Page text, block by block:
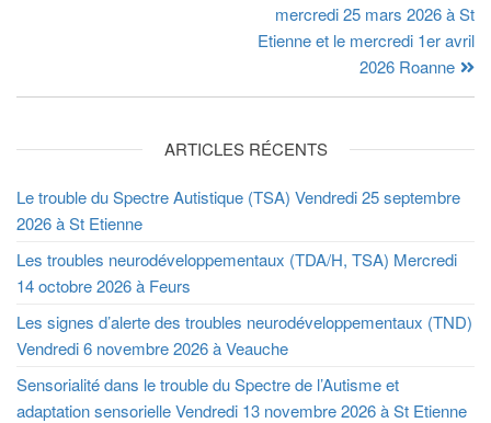
mercredi 25 mars 2026 à St
Etienne et le mercredi 1er avril
2026 Roanne
ARTICLES RÉCENTS
Le trouble du Spectre Autistique (TSA) Vendredi 25 septembre
2026 à St Etienne
Les troubles neurodéveloppementaux (TDA/H, TSA) Mercredi
14 octobre 2026 à Feurs
Les signes d’alerte des troubles neurodéveloppementaux (TND)
Vendredi 6 novembre 2026 à Veauche
Sensorialité dans le trouble du Spectre de l’Autisme et
adaptation sensorielle Vendredi 13 novembre 2026 à St Etienne